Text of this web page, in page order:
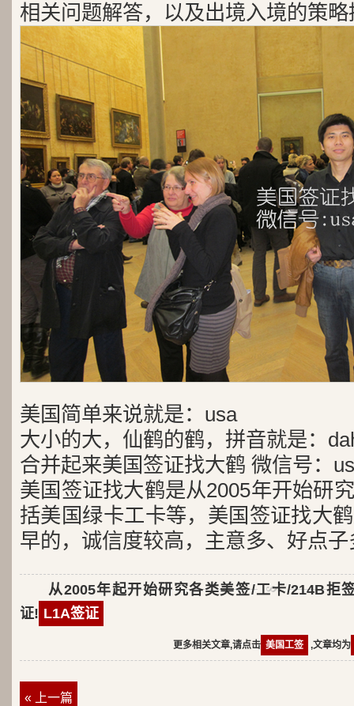
相关问题解答，以及出境入境的策
美国简单来说就是：usa
大小的大，仙鹤的鹤，拼音就是：
合并起来美国签证找大鹤 微信号：
美国签证找大鹤是从2005年开始研
括美国绿卡工卡等，美国签证找大
早的，诚信度较高，主意多、好点子
从2005年起开始研究各类美签/工卡/214B拒
证! L1A签证
更多相关文章,请点击 美国工签 ,文章均为
« 上一篇